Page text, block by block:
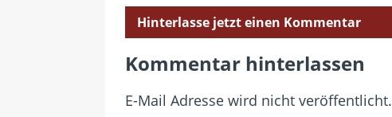
Hinterlasse jetzt einen Kommentar
Kommentar hinterlassen
E-Mail Adresse wird nicht veröffentlicht.